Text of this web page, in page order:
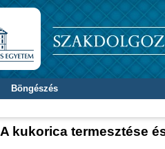
Böngészés
A kukorica termesztése